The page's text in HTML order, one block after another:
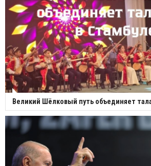
Великий Шёлковый путь объединяет